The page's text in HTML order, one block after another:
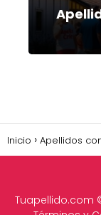
Inicio Apellidos
Tuapellido.com